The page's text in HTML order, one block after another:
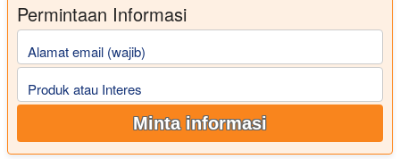
Permintaan Informasi
Alamat email (wajib)
Produk atau Interes
Minta informasi